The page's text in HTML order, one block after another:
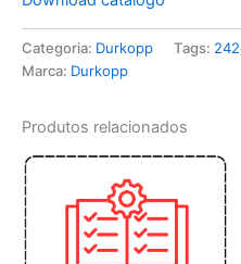
Categoria: Durkopp Tags: 242
Marca: Durkopp
Produtos relacionados